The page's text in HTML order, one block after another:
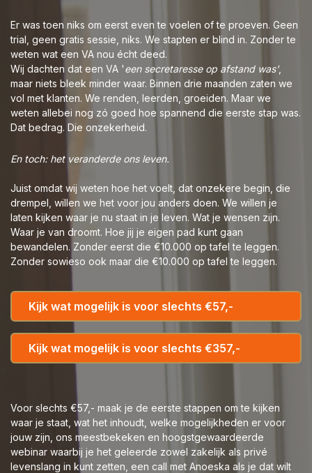
Er was toen niks om eerst even te voelen of te proeven. Geen
trial, geen gratis sessie, niks. We stapten er blind in. Zonder te
weten wat een VA nou écht deed.
Wij dachten dat een VA 'een secretaresse op afstand was',
maar niets bleek minder waar. Binnen drie maanden zaten we
vol met klanten. We renden, leerden, groeiden. Maar we
weten allebei nog zó goed hoe spannend die eerste stap was.
Dat bedrag. Die onzekerheid.
En toch: het veranderde ons leven.
Juist omdat wij weten hoe het voelt, dat onzekere begin, die
drempel, willen we het voor jou anders doen. We willen je
laten kijken waar je nu staat in je leven. Wat je wensen zijn.
Waar je van droomt. Hoe jij je eigen pad kunt gaan
bewandelen. Zonder eerst die €10.000 op tafel te leggen.
Zonder sowieso ook maar die €10.000 op tafel te leggen.
Kijk wat mogelijk is voor slechts €57,-
Kijk wat mogelijk is voor slechts €357,-
Voor slechts €57,- maak je de eerste stappen om te kijken
waar je staat, wat het inhoudt, welke mogelijkheden er voor
jouw zijn, ons meestbekeken en hoogstgewaardeerde
webinar waarbij je het geleerde zowel zakelijk als privé
levenslang in kunt zetten, een call met Anoeska als je dat wilt